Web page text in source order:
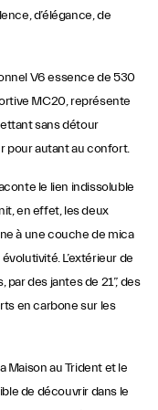
d’élégance, de
V6 essence de 530
MC20, représente
sans détour
pour autant au confort.
le lien indissoluble
en effet, les deux
à une couche de mica
L’extérieur de
des jantes de 21”, des
en carbone sur les
Maison au Trident et le
de découvrir dans le